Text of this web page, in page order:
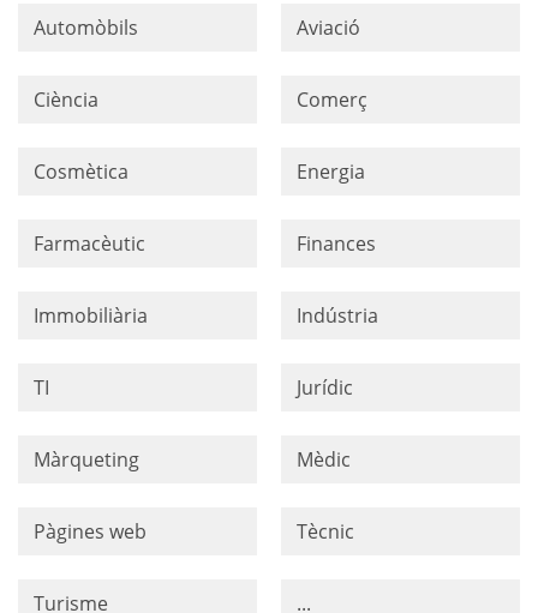
Automòbils Aviació
Ciència Comerç
Cosmètica Energia
Farmacèutic Finances
Immobiliària Indústria
TI Jurídic
Màrqueting Mèdic
Pàgines web Tècnic
Turisme ...